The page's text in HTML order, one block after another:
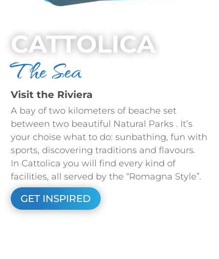
CATTOLICA
The Sea
Visit the Riviera
A bay of two kilometers of beache set
between two beautiful Natural Parks . It’s
your choise what to do: sunbathing, fun with
sports, discovering traditions and flavours.
In Cattolica you will find every kind of
facilities, all served by the “Romagna Style”.
GET INSPIRED